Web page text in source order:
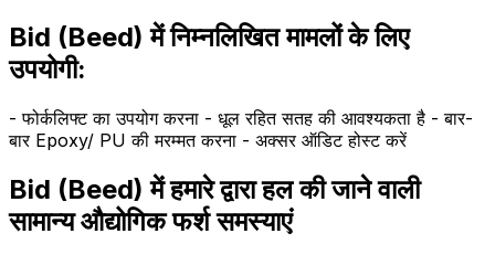
Bid (Beed) में निम्नलिखित मामलों के लिए
उपयोगी:
- फोर्कलिफ्ट का उपयोग करना - धूल रहित सतह की आवश्यकता है - बार-
बार Epoxy/ PU की मरम्मत करना - अक्सर ऑडिट होस्ट करें
Bid (Beed) में हमारे द्वारा हल की जाने वाली
सामान्य औद्योगिक फर्श समस्याएं